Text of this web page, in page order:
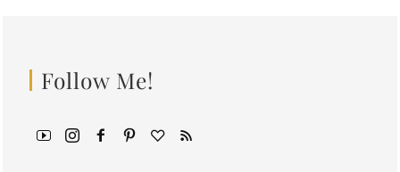
Follow Me!